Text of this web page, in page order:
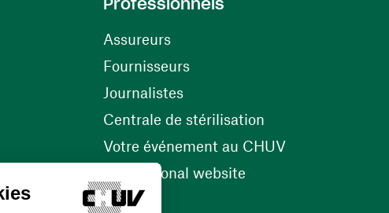
Assureurs
Fournisseurs(ouvre une nouvelle fenêtre)
Journalistes
Centrale de stérilisation
Votre événement au CHUV(ouvre une
International website